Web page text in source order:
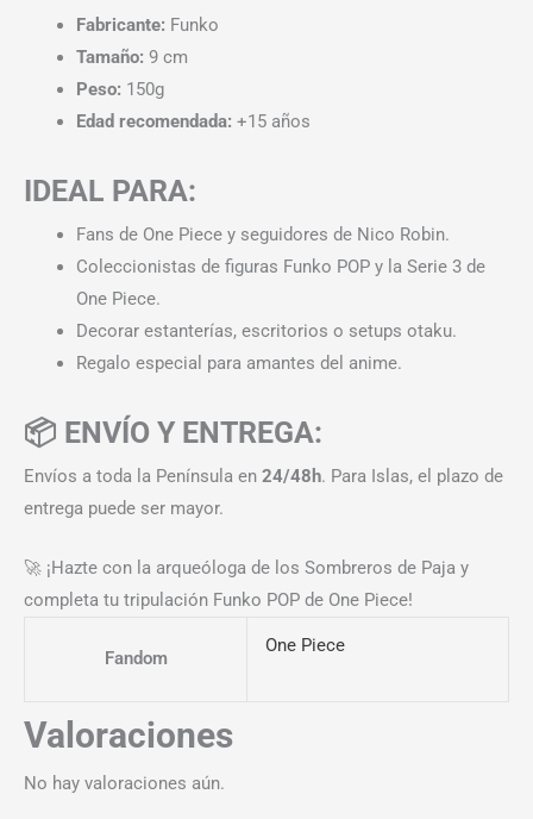
Fabricante: Funko
Tamaño: 9 cm
Peso: 150g
Edad recomendada: +15 años
IDEAL PARA:
Fans de One Piece y seguidores de Nico Robin.
Coleccionistas de figuras Funko POP y la Serie 3 de
One Piece.
Decorar estanterías, escritorios o setups otaku.
Regalo especial para amantes del anime.
📦 ENVÍO Y ENTREGA:
Envíos a toda la Península en 24/48h. Para Islas, el plazo de
entrega puede ser mayor.
🚀 ¡Hazte con la arqueóloga de los Sombreros de Paja y
completa tu tripulación Funko POP de One Piece!
Fandom
One Piece
Valoraciones
No hay valoraciones aún.